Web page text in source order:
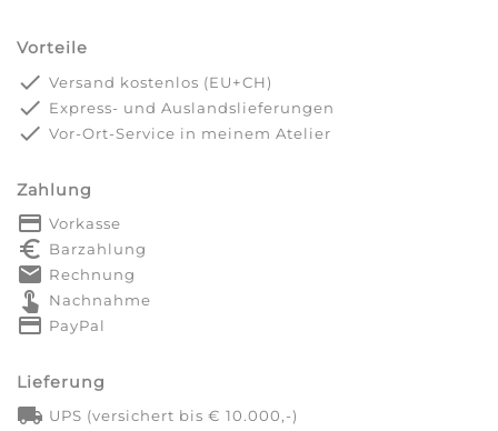
Vorteile
done Versand kostenlos (EU+CH)
done Express- und Auslandslieferungen
done Vor-Ort-Service in meinem Atelier
Zahlung
payment Vorkasse
euro_symbol Barzahlung
markunread Rechnung
touch_app Nachnahme
credit_card PayPal
Lieferung
local_shipping UPS (versichert bis € 10.000,-)